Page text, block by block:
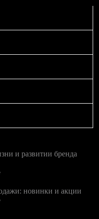
и развитии бренда
новинки и акции